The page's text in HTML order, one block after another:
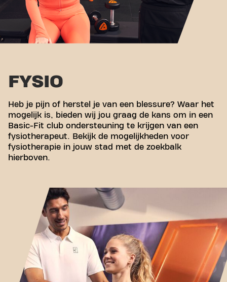
FYSIO
Heb je pijn of herstel je van een blessure? Waar het
mogelijk is, bieden wij jou graag de kans om in een
Basic-Fit club ondersteuning te krijgen van een
fysiotherapeut. Bekijk de mogelijkheden voor
fysiotherapie in jouw stad met de zoekbalk
hierboven.